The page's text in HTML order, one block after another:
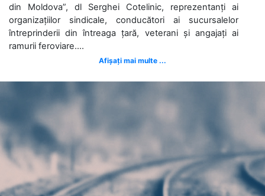
din Moldova”, dl Serghei Cotelinic, reprezentanți ai
organizațiilor sindicale, conducători ai sucursalelor
întreprinderii din întreaga țară, veterani și angajați ai
ramurii feroviare....
Afișați mai multe ...